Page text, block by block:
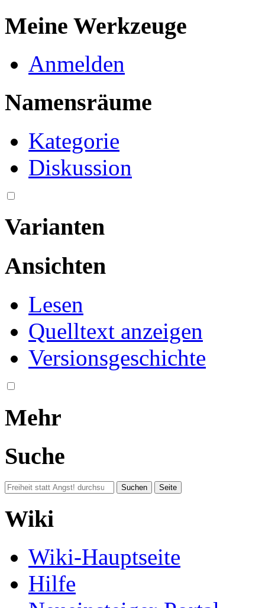
Meine Werkzeuge
Anmelden
Namensräume
Kategorie
Diskussion
Varianten
Ansichten
Lesen
Quelltext anzeigen
Versionsgeschichte
Mehr
Suche
Wiki
Wiki-Hauptseite
Hilfe